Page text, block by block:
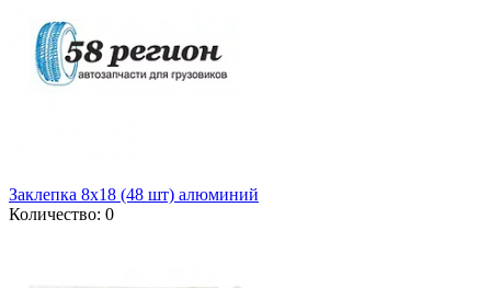
Заклепка 8x18 (48 шт) алюминий
Количество: 0